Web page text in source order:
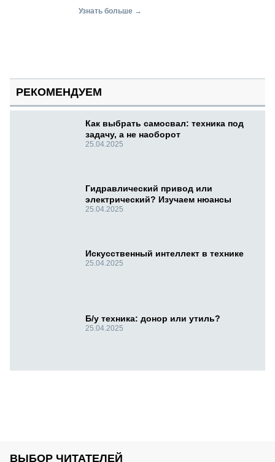
Узнать больше →
РЕКОМЕНДУЕМ
Как выбрать самосвал: техника под
задачу, а не наоборот
25.04.2025
Гидравлический привод или
электрический? Изучаем нюансы
25.04.2025
Искусственный интеллект в технике
25.04.2025
Б/у техника: донор или утиль?
25.04.2025
ВЫБОР ЧИТАТЕЛЕЙ